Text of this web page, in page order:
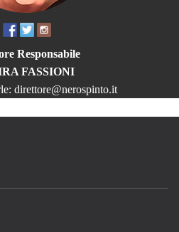
Responsabile
FASSIONI
direttore@nerospinto.it